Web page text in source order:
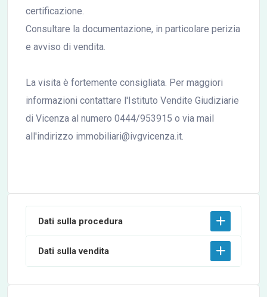
certificazione.
Consultare la documentazione, in particolare perizia
e avviso di vendita.
La visita è fortemente consigliata. Per maggiori
informazioni contattare l'Istituto Vendite Giudiziarie
di Vicenza al numero 0444/953915 o via mail
all'indirizzo immobiliari@ivgvicenza.it.
Dati sulla procedura
Dati sulla vendita